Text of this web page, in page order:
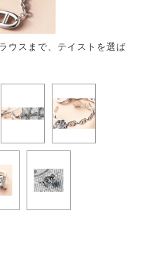
ウスまで、テイストを選ば